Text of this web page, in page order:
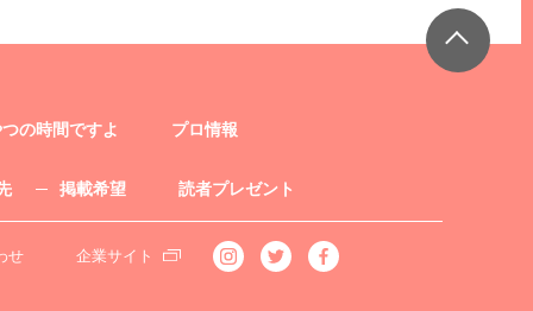
の時間ですよ
プロ情報
掲載希望 読者プレゼント
せ 企業サイト